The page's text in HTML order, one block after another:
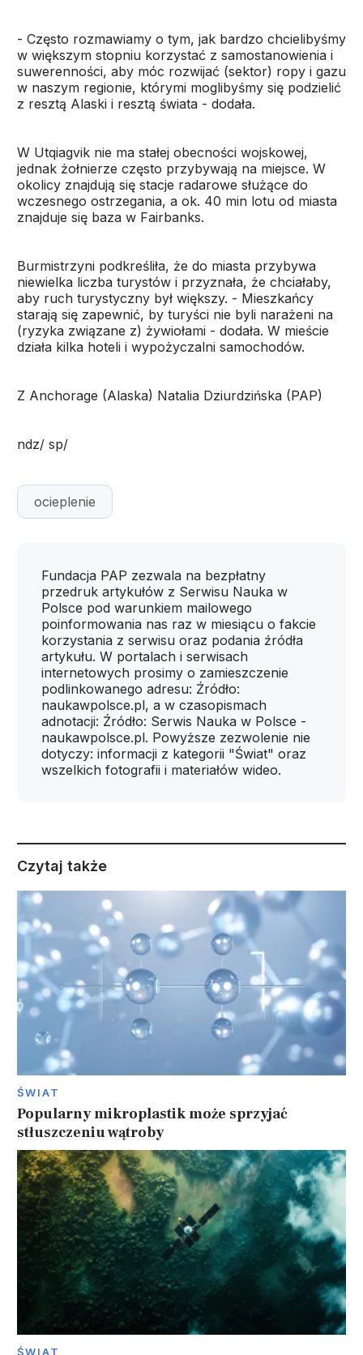
- Często rozmawiamy o tym, jak bardzo chcielibyśmy
w większym stopniu korzystać z samostanowienia i
suwerenności, aby móc rozwijać (sektor) ropy i gazu
w naszym regionie, którymi moglibyśmy się podzielić
z resztą Alaski i resztą świata - dodała.
W Utqiagvik nie ma stałej obecności wojskowej,
jednak żołnierze często przybywają na miejsce. W
okolicy znajdują się stacje radarowe służące do
wczesnego ostrzegania, a ok. 40 min lotu od miasta
znajduje się baza w Fairbanks.
Burmistrzyni podkreśliła, że do miasta przybywa
niewielka liczba turystów i przyznała, że chciałaby,
aby ruch turystyczny był większy. - Mieszkańcy
starają się zapewnić, by turyści nie byli narażeni na
(ryzyka związane z) żywiołami - dodała. W mieście
działa kilka hoteli i wypożyczalni samochodów.
Z Anchorage (Alaska) Natalia Dziurdzińska (PAP)
ndz/ sp/
ocieplenie
Fundacja PAP zezwala na bezpłatny
przedruk artykułów z Serwisu Nauka w
Polsce pod warunkiem mailowego
poinformowania nas raz w miesiącu o fakcie
korzystania z serwisu oraz podania źródła
artykułu. W portalach i serwisach
internetowych prosimy o zamieszczenie
podlinkowanego adresu: Źródło:
naukawpolsce.pl, a w czasopismach
adnotacji: Źródło: Serwis Nauka w Polsce -
naukawpolsce.pl. Powyższe zezwolenie nie
dotyczy: informacji z kategorii "Świat" oraz
wszelkich fotografii i materiałów wideo.
Czytaj także
ŚWIAT
Popularny mikroplastik może sprzyjać
stłuszczeniu wątroby
ŚWIAT